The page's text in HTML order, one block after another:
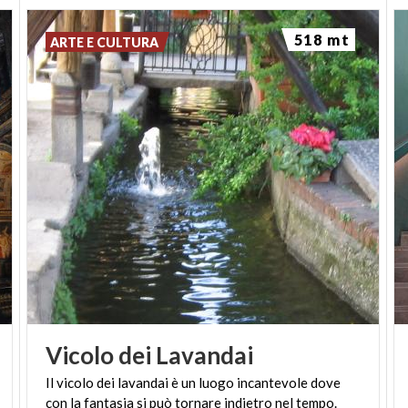
aggiunta, quello col cappello cardinalizio e il sole
radiante tra le stelle, del cardinalePietro Filargo
(1339-1410), vescovo di Milano e poi pontefice con
il nome di Alessandro V.
Vicolodei Lavandai
Ilvicolo dei lavandaièun luogo incantevoledove
con lafantasiasipuò tornare indietro neltempo.
ARTE E CULTURA 518 mt